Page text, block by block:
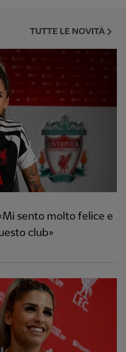
TUTTE LE NOVITÀ
sento molto felice e
club»